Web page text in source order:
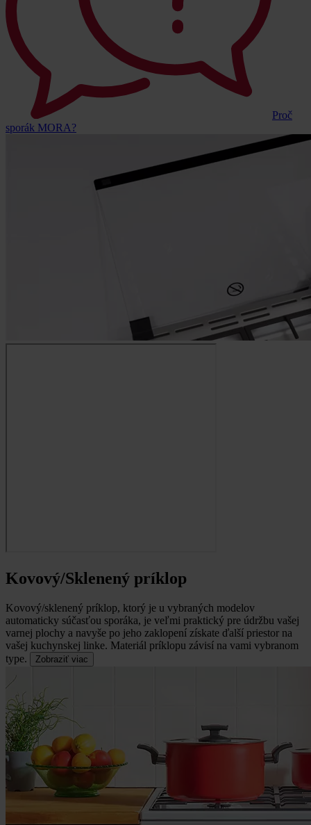
Proč
sporák MORA?
Kovový/Sklenený príklop
Kovový/sklenený príklop, ktorý je u vybraných modelov
automaticky súčasťou sporáka, je veľmi praktický pre údržbu vašej
varnej plochy a navyše po jeho zaklopení získate ďalší priestor na
vašej kuchynskej linke. Materiál príklopu závisí na vami vybranom
type.
Zobraziť viac